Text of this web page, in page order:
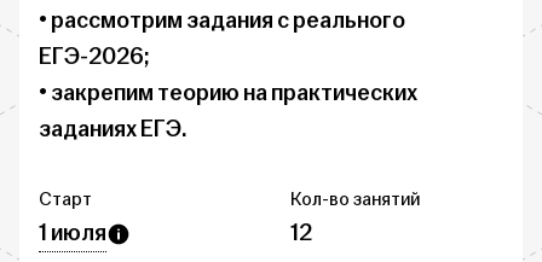
• рассмотрим задания с реального
ЕГЭ-2026;
• закрепим теорию на практических
заданиях ЕГЭ.
Старт
1 июля
Кол-во занятий
12